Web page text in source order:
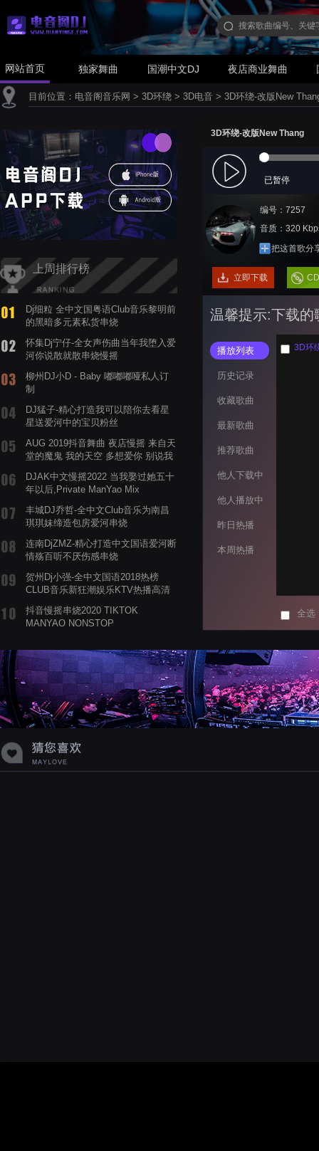
网站首页 独家舞曲 国潮中文DJ 夜店商业舞曲
目前位置： 电音阁音乐网 > 3D环绕 > 3D电音 > 3D环绕-改版New
上周排行榜
Dj细粒 全中文国粤语Club音乐黎明前
的黑暗多元素私货串烧
怀集Dj宁仔-全女声伤曲当年我堕入爱
河你说散就散串烧慢摇
柳州DJ小D - Baby 嘟嘟嘟哑私人订
制
DJ猛子-精心打造我可以陪你去看星
星送爱河中的宝贝粉丝
AUG 2019抖音舞曲 夜店慢摇 来自天
堂的魔鬼 我的天空 多想爱你 别说我
DJAK中文慢摇2022 当我娶过她五十
年以后,Private ManYao Mix
丰城DJ乔哲-全中文Club音乐为南昌
琪琪妹缔造包房爱河串烧
连南DjZMZ-精心打造中文国语爱河断
情殇百听不厌伤感串烧
贺州Dj小强-全中文国语2018热榜
CLUB音乐新狂潮娱乐KTV热播高清
抖音慢摇串烧2020 TIKTOK
MANYAO NONSTOP
蝉爸爸妈妈爱存在夏天的风是想你的
声音啊
3D环绕-改版New Thang
已暂停
编号：7257
音质：320
把这首歌分
立即下载
温馨提示:下载的
播放列表
历史记录
收藏歌曲
最新歌曲
推荐歌曲
他人下载中
他人播放中
昨日热播
本周热播
3D环
全选